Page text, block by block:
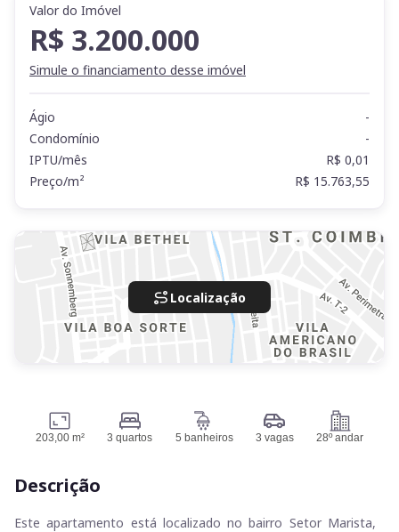
Valor do Imóvel
R$ 3.200.000
Simule o financiamento desse imóvel
Ágio
-
Condomínio
-
IPTU/mês
R$ 0,01
Preço/m²
R$ 15.763,55
Localização
203,00 m² 3 quartos 5 banheiros 3 vagas 28º andar
Descrição
Este apartamento está localizado no bairro Setor Marista,